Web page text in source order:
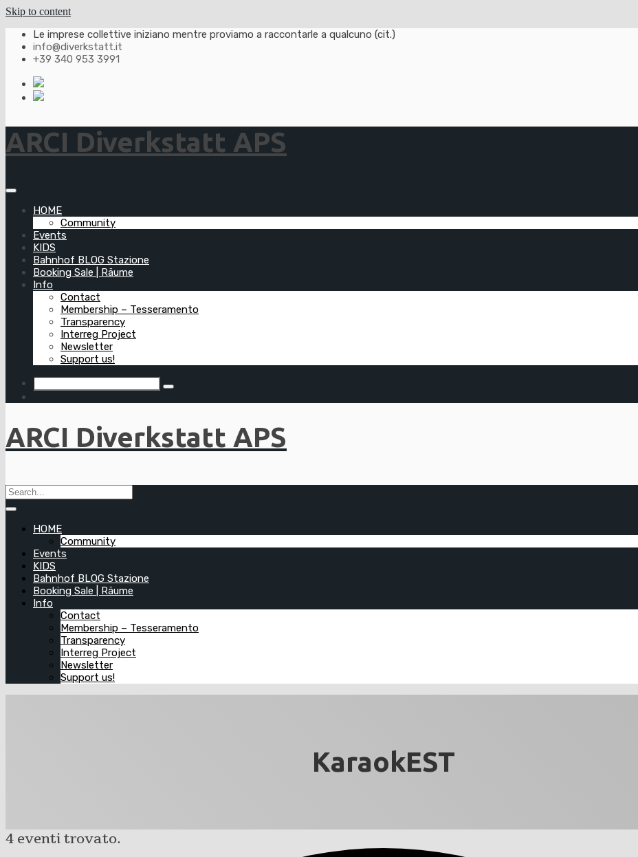
Skip to content
Le imprese collettive iniziano mentre proviamo a raccontarle a qualcuno (cit.)
info@diverkstatt.it
+39 340 953 3991
ARCI Diverkstatt APS
HOME
Community
Events
KIDS
Bahnhof BLOG Stazione
Booking Sale | Räume
Info
Contact
Membership – Tesseramento
Transparency
Interreg Project
Newsletter
Support us!
ARCI Diverkstatt APS
HOME
Community
Events
KIDS
Bahnhof BLOG Stazione
Booking Sale | Räume
Info
Contact
Membership – Tesseramento
Transparency
Interreg Project
Newsletter
Support us!
KaraokEST
4 eventi trovato.